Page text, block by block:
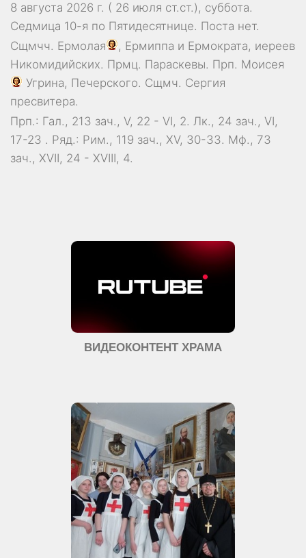
8 августа 2026 г. ( 26 июля ст.ст.), суббота.
Седмица 10-я по Пятидесятнице. Поста нет.
Сщмчч. Ермолая , Ермиппа и Ермократа, иереев
Никомидийских. Прмц. Параскевы. Прп. Моисея
Угрина, Печерского. Сщмч. Сергия
пресвитера.
Прп.: Гал., 213 зач., V, 22 - VI, 2. Лк., 24 зач., VI,
17-23 . Ряд.: Рим., 119 зач., XV, 30-33. Мф., 73
зач., XVII, 24 - XVIII, 4.
ВИДЕОКОНТЕНТ ХРАМА